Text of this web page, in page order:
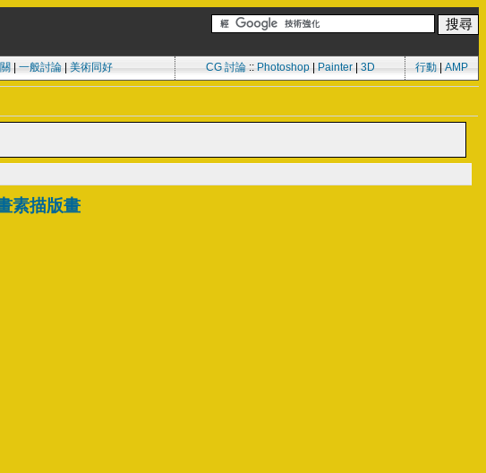
一般討論| 美術同好 CG 討論:: Photoshop| Painter| 3D 行動 AMP
素描版畫